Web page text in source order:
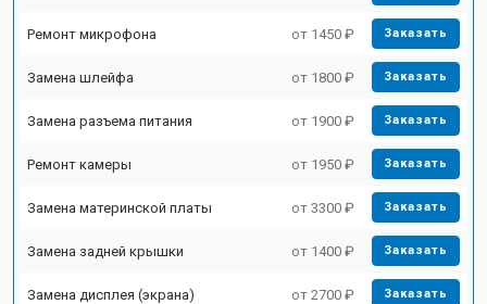
Ремонт микрофона от 1450 ₽ Заказать
Замена шлейфа от 1800 ₽ Заказать
Замена разъема питания от 1900 ₽ Заказать
Ремонт камеры от 1950 ₽ Заказать
Замена материнской платы от 3300 ₽ Заказать
Замена задней крышки от 1400 ₽ Заказать
Замена дисплея (экрана) от 2700 ₽ Заказать